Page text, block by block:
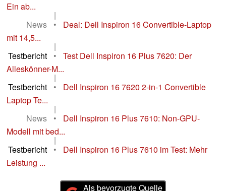
Ein ab...
|
News
•
Deal: Dell Inspiron 16 Convertible-Laptop
mit 14,5...
|
Testbericht
•
Test Dell Inspiron 16 Plus 7620: Der
Alleskönner-M...
|
Testbericht
•
Dell Inspiron 16 7620 2-in-1 Convertible
Laptop Te...
|
News
•
Dell Inspiron 16 Plus 7610: Non-GPU-
Modell mit bed...
|
Testbericht
•
Dell Inspiron 16 Plus 7610 im Test: Mehr
Leistung ...
Als bevorzugte Quelle